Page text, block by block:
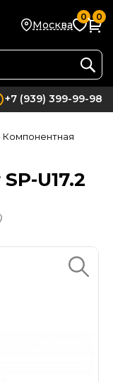
Москва
0 0
+7 (939) 399-99-98
Компонентная
U17.2